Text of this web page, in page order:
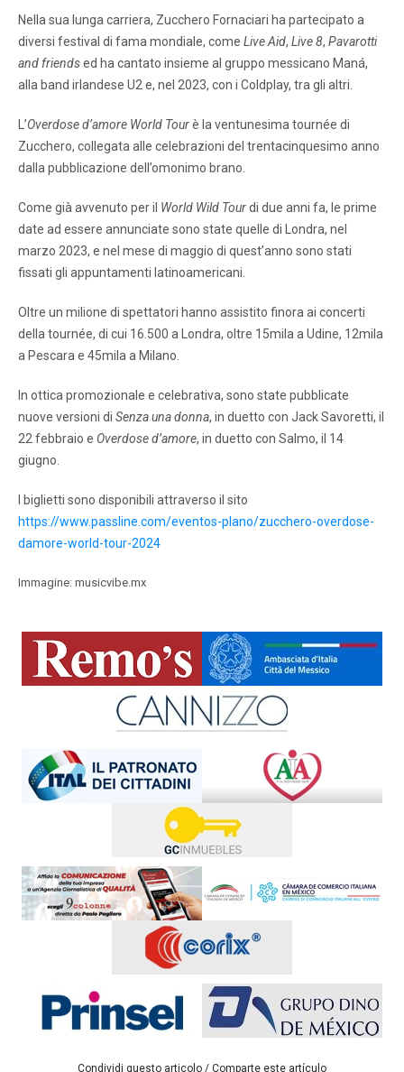
Nella sua lunga carriera, Zucchero Fornaciari ha partecipato a
diversi festival di fama mondiale, come Live Aid, Live 8, Pavarotti
and friendsed ha cantato insieme al gruppo messicano Maná,
alla band irlandese U2 e, nel 2023, con i Coldplay, tra gli altri.
L’Overdose d’amore World Tourè la ventunesima tournée di
Zucchero, collegata alle celebrazioni del trentacinquesimo anno
dalla pubblicazione dell’omonimo brano.
Come già avvenuto per il World Wild Tourdi due anni fa, le prime
date ad essere annunciate sono state quelle di Londra, nel
marzo 2023, e nel mese di maggio di quest’anno sono stati
fissati gli appuntamenti latinoamericani.
Oltre un milione di spettatori hanno assistito finora ai concerti
della tournée, di cui 16.500 a Londra, oltre 15mila a Udine, 12mila
a Pescara e 45mila a Milano.
In ottica promozionale e celebrativa, sono state pubblicate
nuove versioni di Senza una donna, in duetto con Jack Savoretti, il
22 febbraio e Overdose d’amore, in duetto con Salmo, il 14
giugno.
I biglietti sono disponibili attraverso il sito
https://www.passline.com/eventos-plano/zucchero-overdose-
damore-world-tour-2024
Immagine: musicvibe.mx
Condividi questo articolo / Comparte este artículo